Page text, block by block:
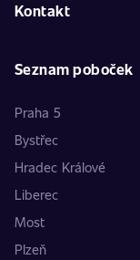
Kontakt
Seznam poboček
Praha 5
Bystřec
Hradec Králové
Liberec
Most
Plzeň